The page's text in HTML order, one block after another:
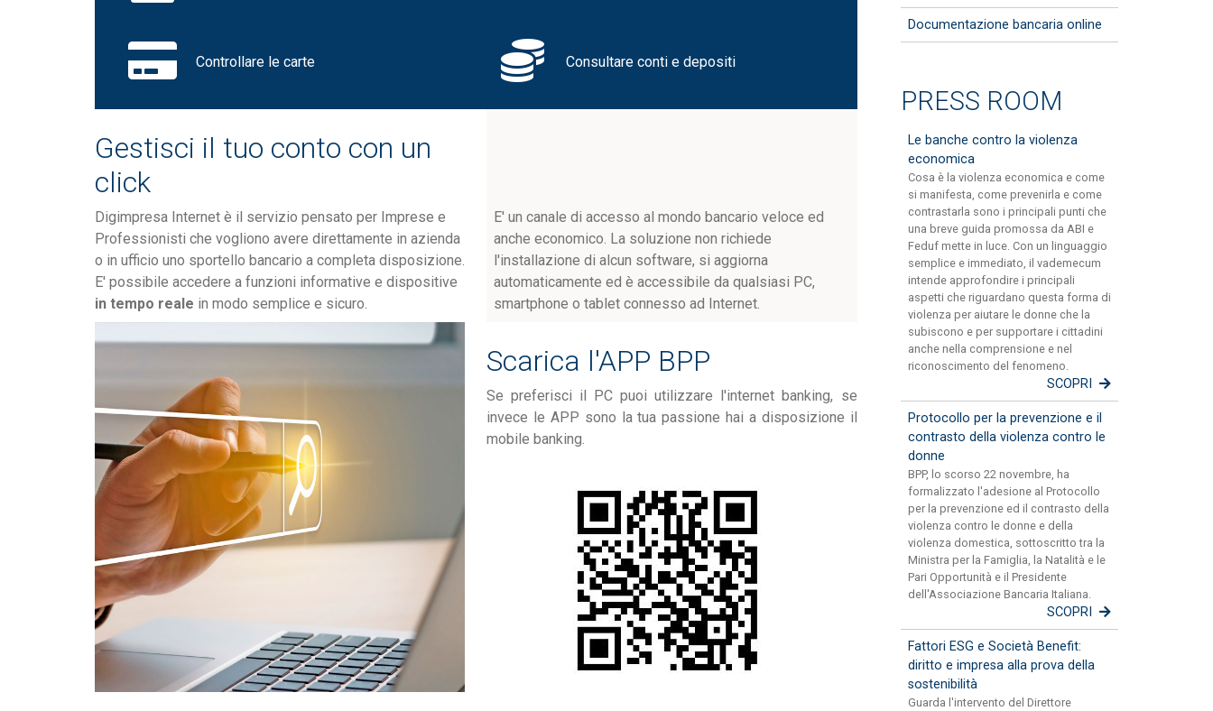
Controllare le carte Consultare conti e depositi
Gestisci il tuo conto con un
click
Digimpresa Internet è il servizio pensato per Imprese e
Professionisti che vogliono avere direttamente in azienda
o in ufficio uno sportello bancario a completa disposizione.
E' possibile accedere a funzioni informative e dispositive
in tempo reale in modo semplice e sicuro.
E' un canale di accesso al mondo bancario veloce ed
anche economico. La soluzione non richiede
l'installazione di alcun software, si aggiorna
automaticamente ed è accessibile da qualsiasi PC,
smartphone o tablet connesso ad Internet.
Scarica l'APP BPP
Se preferisci il PC puoi utilizzare l'internet banking, se
invece le APP sono la tua passione hai a disposizione il
mobile banking.
Documentazione bancaria online
PRESS ROOM
Le banche contro la violenza
economica
Cosa è la violenza economica e come
si manifesta, come prevenirla e come
contrastarla sono i principali punti che
una breve guida promossa da ABI e
Feduf mette in luce. Con un linguaggio
semplice e immediato, il vademecum
intende approfondire i principali
aspetti che riguardano questa forma di
violenza per aiutare le donne che la
subiscono e per supportare i cittadini
anche nella comprensione e nel
riconoscimento del fenomeno.
SCOPRI
Protocollo per la prevenzione e il
contrasto della violenza contro le
donne
BPP, lo scorso 22 novembre, ha
formalizzato l'adesione al Protocollo
per la prevenzione ed il contrasto della
violenza contro le donne e della
violenza domestica, sottoscritto tra la
Ministra per la Famiglia, la Natalità e le
Pari Opportunità e il Presidente
dell'Associazione Bancaria Italiana.
SCOPRI
Fattori ESG e Società Benefit:
diritto e impresa alla prova della
sostenibilità
Guarda l'intervento del Direttore